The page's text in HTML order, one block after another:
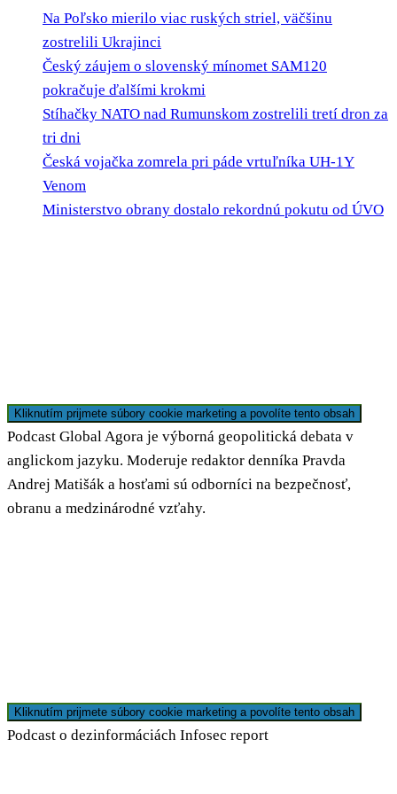
Na Poľsko mierilo viac ruských striel, väčšinu
zostrelili Ukrajinci
Český záujem o slovenský mínomet SAM120
pokračuje ďalšími krokmi
Stíhačky NATO nad Rumunskom zostrelili tretí dron za
tri dni
Česká vojačka zomrela pri páde vrtuľníka UH-1Y
Venom
Ministerstvo obrany dostalo rekordnú pokutu od ÚVO
Kliknutím prijmete súbory cookie marketing a povolíte tento obsah
Podcast Global Agora je výborná geopolitická debata v
anglickom jazyku. Moderuje redaktor denníka Pravda
Andrej Matišák a hosťami sú odborníci na bezpečnosť,
obranu a medzinárodné vzťahy.
Kliknutím prijmete súbory cookie marketing a povolíte tento obsah
Podcast o dezinformáciách Infosec report